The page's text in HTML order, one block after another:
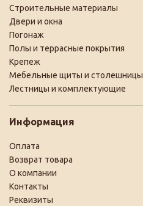
Строительные материалы
Двери и окна
Погонаж
Полы и террасные покрытия
Крепеж
Мебельные щиты и столешницы
Лестницы и комплектующие
Информация
Оплата
Возврат товара
О компании
Контакты
Реквизиты